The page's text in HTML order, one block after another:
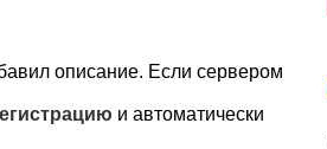
описание. Если сервером
и автоматически